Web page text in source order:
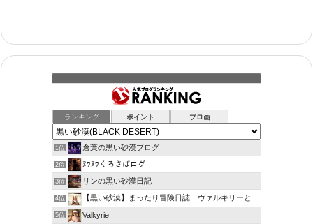
ランキング ポイント ブロ画
1位 倉葉の黒い砂漠ブログ
2位 ﾇﾜﾇﾜくろさばログ
3位 リンの黒い砂漠日記
4位 【黒い砂漠】まったり冒険日誌｜ヴァルキリーと闇の精霊の旅
5位 Valkyrie